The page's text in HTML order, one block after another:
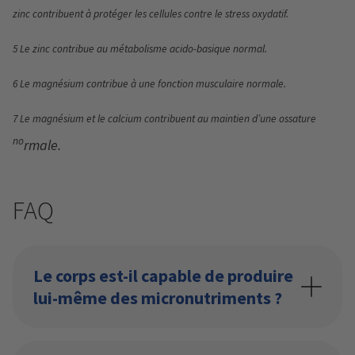
zinc contribuent à protéger les cellules contre le stress oxydatif.
5Le zinc contribue au métabolisme acido-basique normal.
6Le magnésium contribue à une fonction musculaire normale.
7Le magnésium et le calcium contribuent au maintien d’une ossature
normale.
FAQ
Le corps est-il capable de produire
lui-même des micronutriments ?